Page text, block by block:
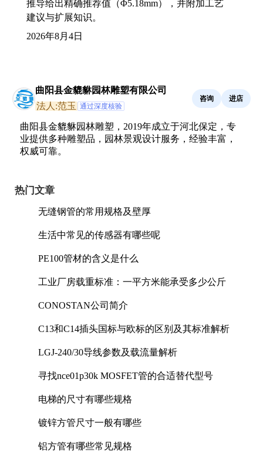
推导给出精确推荐值（Φ5.18mm），并附加工艺
建议与扩展知识。
2026年8月4日
曲阳县金貔貅园林雕塑有限公司
法人:范玉 通过深度核验
咨询 进店
曲阳县金貔貅园林雕塑，2019年成立于河北保定，专
业提供多种雕塑品，园林景观设计服务，经验丰富，
权威可靠。
热门文章
无缝钢管的常用规格及壁厚
生活中常见的传感器有哪些呢
PE100管材的含义是什么
工业厂房载重标准：一平方米能承受多少公斤
CONOSTAN公司简介
C13和C14插头国标与欧标的区别及其标准解析
LGJ-240/30导线参数及载流量解析
寻找nce01p30k MOSFET管的合适替代型号
电梯的尺寸有哪些规格
镀锌方管尺寸一般有哪些
铝方管有哪些常见规格